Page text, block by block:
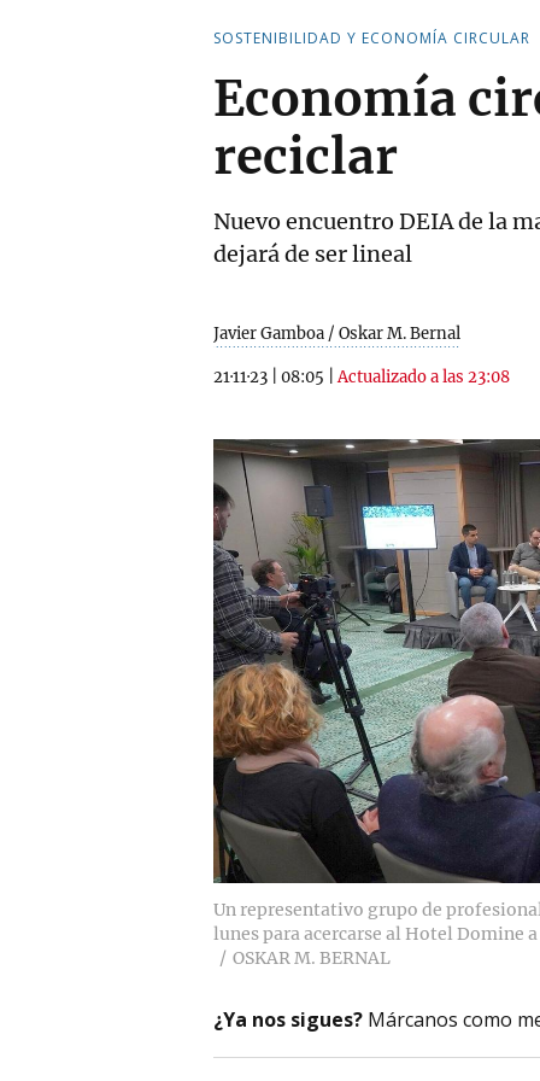
SOSTENIBILIDAD Y ECONOMÍA CIRCULAR
Economía
reciclar
Nuevo encuentro DEIA de la
dejará de ser lineal
Javier Gamboa / Oskar M. Bernal
21·11·23 08:05 |Actualizado a las 23:08
Un representativo grupo de
lunes para acercarse al Hotel Domine
OSKAR M. BERNAL
¿Ya nos sigues? Márcanos como